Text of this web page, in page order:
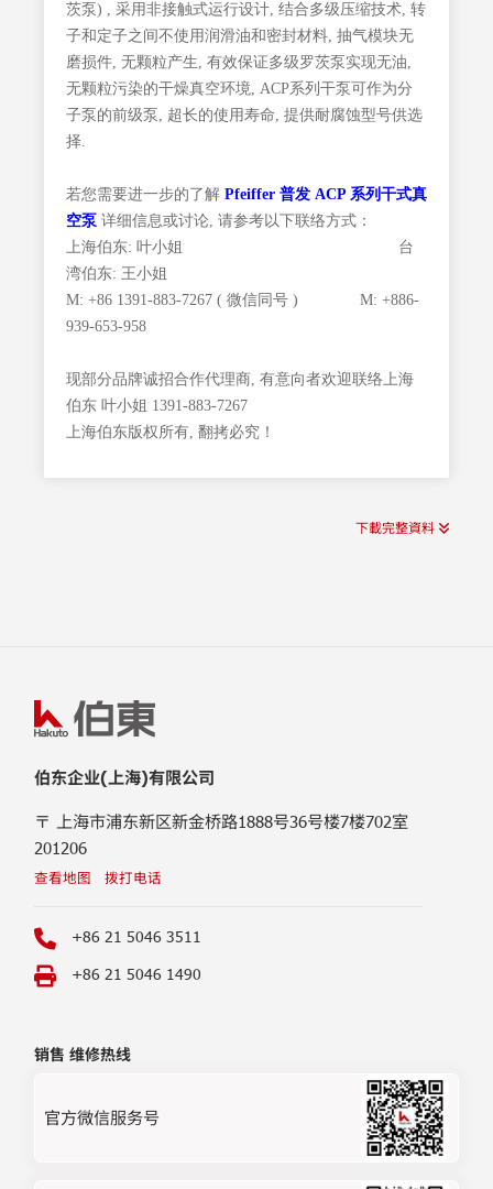
茨泵) , 采用非接触式运行设计, 结合多级压缩技术, 转
子和定子之间不使用润滑油和密封材料, 抽气模块无
磨损件, 无颗粒产生, 有效保证多级罗茨泵实现无油,
无颗粒污染的干燥真空环境, ACP系列干泵可作为分
子泵的前级泵, 超长的使用寿命, 提供耐腐蚀型号供选
择.
若您需要进一步的了解 Pfeiffer 普发 ACP 系列干式真
空泵 详细信息或讨论, 请参考以下联络方式：
上海伯东: 叶小姐 台
湾伯东: 王小姐
M: +86 1391-883-7267 ( 微信同号 ) M: +886-
939-653-958
现部分品牌诚招合作代理商, 有意向者欢迎联络上海
伯东 叶小姐 1391-883-7267
上海伯东版权所有, 翻拷必究！
下載完整資料
伯东企业(上海)有限公司
〒 上海市浦东新区新金桥路1888号36号楼7楼702室
201206
查看地图 拨打电话
+86 21 5046 3511
+86 21 5046 1490
销售 维修热线
官方微信服务号